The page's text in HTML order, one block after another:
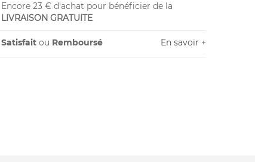
Encore 23 € d'achat pour bénéficier de la
LIVRAISON GRATUITE
Satisfaitou Remboursé En savoir +